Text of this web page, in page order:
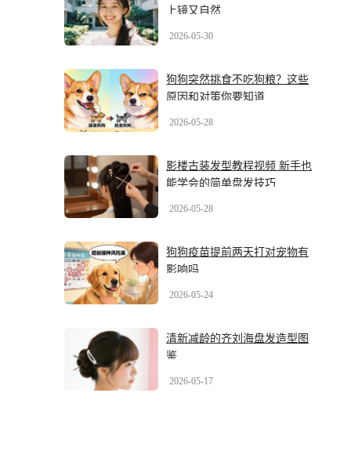
上镜又自然
2026-05-30
狗狗突然挑食不吃狗粮？这些
原因和对策你要知道
2026-05-28
影楼古装发型教程视频 新手也
能学会的简单盘发技巧
2026-05-28
狗狗疫苗提前两天打对宠物有
影响吗
2026-05-24
清新减龄的齐刘海盘发造型图
鉴
2026-05-17